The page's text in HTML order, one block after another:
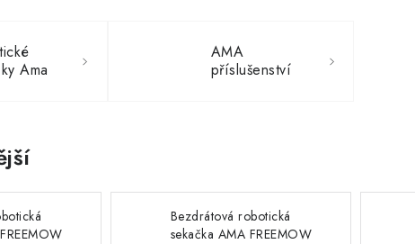
Ama
AMA
příslušenství
Bezdrátová robotická
sekačka AMA FREEMOW